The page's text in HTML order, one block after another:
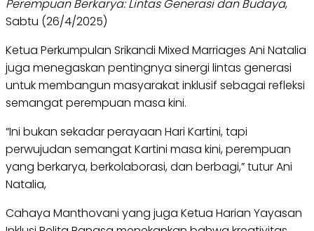
Perempuan Berkarya: Lintas Generasi dan Budaya,
Sabtu (26/4/2025)
Ketua Perkumpulan Srikandi Mixed Marriages Ani Natalia
juga menegaskan pentingnya sinergi lintas generasi
untuk membangun masyarakat inklusif sebagai refleksi
semangat perempuan masa kini.
“Ini bukan sekadar perayaan Hari Kartini, tapi
perwujudan semangat Kartini masa kini, perempuan
yang berkarya, berkolaborasi, dan berbagi,” tutur Ani
Natalia,
Cahaya Manthovani yang juga Ketua Harian Yayasan